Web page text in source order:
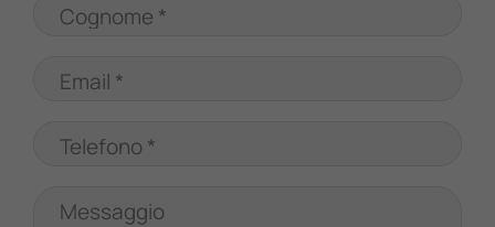
Cognome *
Email *
Telefono *
Messaggio